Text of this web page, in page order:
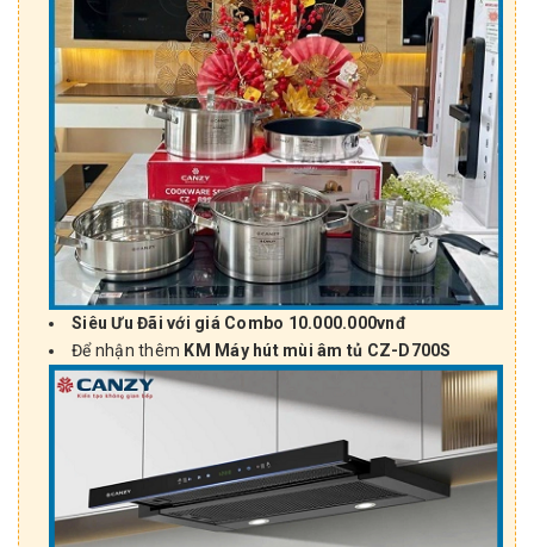
Siêu Ưu Đãi với giá Combo 10.000.000vnđ
Để nhận thêm KM Máy hút mùi âm tủ CZ-D700S